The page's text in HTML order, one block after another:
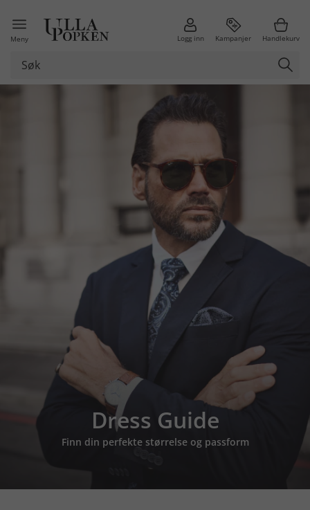
Meny Logg inn Kampanjer Handlekurv
Dress Guide
Finn din perfekte størrelse og passform